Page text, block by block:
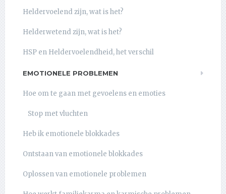
Heldervoelend zijn, wat is het?
Helderwetend zijn, wat is het?
HSP en Heldervoelendheid, het verschil
EMOTIONELE PROBLEMEN
Hoe om te gaan met gevoelens en emoties
Stop met vluchten
Heb ik emotionele blokkades
Ontstaan van emotionele blokkades
Oplossen van emotionele problemen